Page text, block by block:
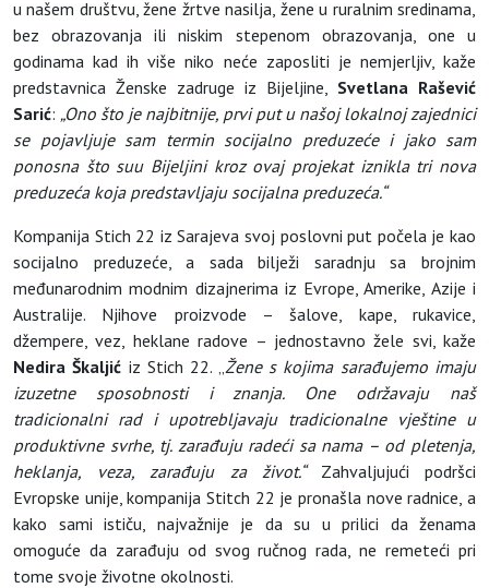
u našem društvu, žene žrtve nasilja, žene u ruralnim sredinama,
bez obrazovanja ili niskim stepenom obrazovanja, one u
godinama kad ih više niko neće zaposliti je nemjerljiv, kaže
predstavnica Ženske zadruge iz Bijeljine, Svetlana Rašević
Sarić: „Ono što je najbitnije, prvi put u našoj lokalnoj zajednici
se pojavljuje sam termin socijalno preduzeće i jako sam
ponosna što suu Bijeljini kroz ovaj projekat iznikla tri nova
preduzeća koja predstavljaju socijalna preduzeća.“
Kompanija Stich 22 iz Sarajeva svoj poslovni put počela je kao
socijalno preduzeće, a sada bilježi saradnju sa brojnim
međunarodnim modnim dizajnerima iz Evrope, Amerike, Azije i
Australije. Njihove proizvode – šalove, kape, rukavice,
džempere, vez, heklane radove – jednostavno žele svi, kaže
Nedira Škaljić iz Stich 22. „ Žene s kojima sarađujemo imaju
izuzetne sposobnosti i znanja. One održavaju naš
tradicionalni rad i upotrebljavaju tradicionalne vještine u
produktivne svrhe, tj. zarađuju radeći sa nama – od pletenja,
heklanja, veza, zarađuju za život.“ Zahvaljujući podršci
Evropske unije, kompanija Stitch 22 je pronašla nove radnice, a
kako sami ističu, najvažnije je da su u prilici da ženama
omoguće da zarađuju od svog ručnog rada, ne remeteći pri
tome svoje životne okolnosti.